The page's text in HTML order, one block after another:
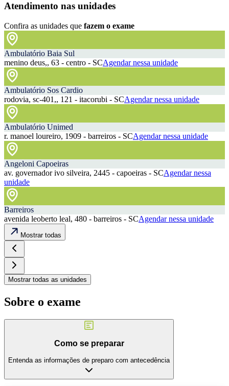
Atendimento nas unidades
Confira as unidades que fazem o exame
Ambulatório Baia Sul
menino deus,, 63 - centro - SCAgendar nessa unidade
Ambulatório Sos Cardio
rodovia, sc-401,, 121 - itacorubi - SCAgendar nessa unidade
Ambulatório Unimed
r. manoel loureiro, 1909 - barreiros - SCAgendar nessa unidade
Angeloni Capoeiras
av. governador ivo silveira, 2445 - capoeiras - SCAgendar nessa
unidade
Barreiros
avenida leoberto leal, 480 - barreiros - SCAgendar nessa unidade
Mostrar todas
Mostrar todas as unidades
Sobre o exame
Como se preparar
Entenda as informações de preparo com antecedência